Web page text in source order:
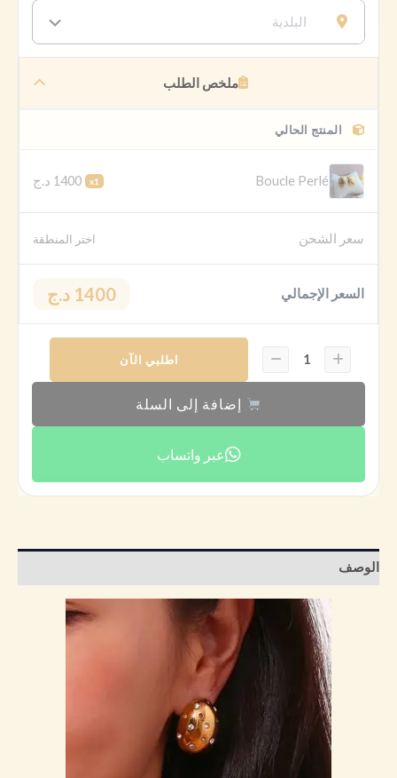
ملخص الطلب
المنتج الحالي
Boucle Perlé
x1 1400 د.ج
سعر الشحن اختر المنطقة
السعر الإجمالي 1400 د.ج
اطلبي الآن
إضافة إلى السلة
عبر واتساب
الوصف